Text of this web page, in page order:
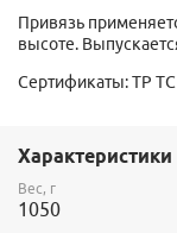
Привязь
высоте.
Сертификаты:ТР
Характеристики
Вес, г
1050